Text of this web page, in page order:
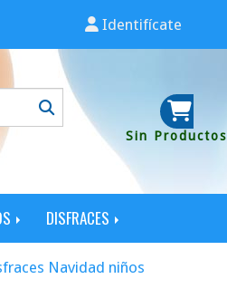
Identifícate
Sin Productos
DISFRACES
Navidad niños